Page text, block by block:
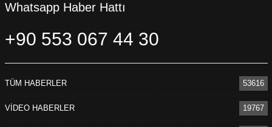
Whatsapp Haber Hattı
+90 553 067 44 30
TÜM HABERLER 53616
VİDEO HABERLER 19767